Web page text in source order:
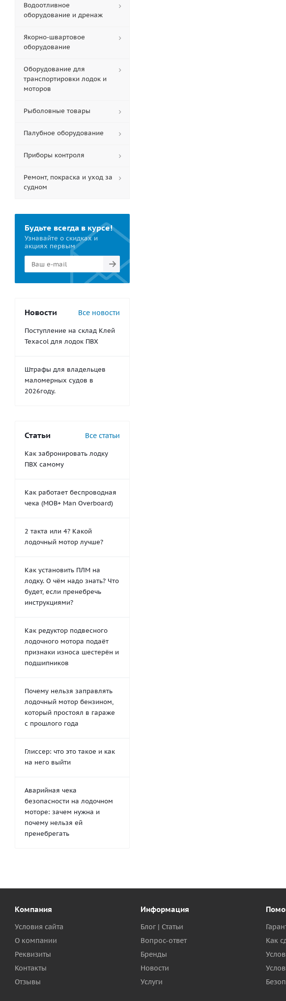
Водоотливное
оборудование и дренаж
Якорно-швартовое
оборудование
Оборудование для
транспортировки лодок и
моторов
Рыболовные товары
Палубное оборудование
Приборы контроля
Ремонт, покраска и уход за
судном
Будьте всегда в курсе!
Узнавайте о скидках и
акциях первым
Новости Все новости
Поступление на склад Клей
Texacol для лодок ПВХ
Штрафы для владельцев
маломерных судов в
2026году.
Статьи Все статьи
Как забронировать лодку
ПВХ самому
Как работает беспроводная
чека (MOB+ Man Overboard)
2 такта или 4? Какой
лодочный мотор лучше?
Как установить ПЛМ на
лодку. О чём надо знать? Что
будет, если пренебречь
инструкциями?
Как редуктор подвесного
лодочного мотора подаёт
признаки износа шестерён и
подшипников
Почему нельзя заправлять
лодочный мотор бензином,
который простоял в гараже
с прошлого года
Глиссер: что это такое и как
на него выйти
Аварийная чека
безопасности на лодочном
моторе: зачем нужна и
почему нельзя ей
пренебрегать
Компания
Условия сайта
О компании
Реквизиты
Контакты
Отзывы
Информация
Блог | Статьи
Вопрос-ответ
Бренды
Новости
Услуги
Как